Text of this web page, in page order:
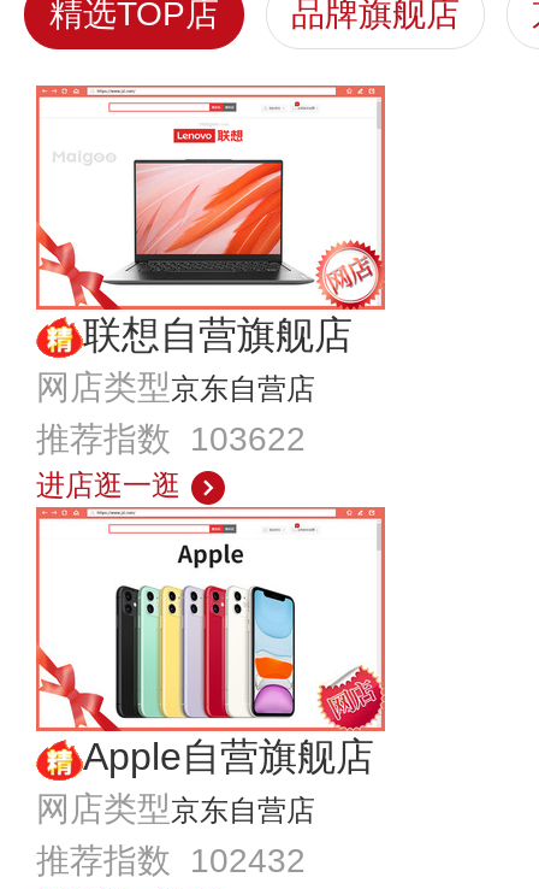
精选TOP店 品牌旗舰店
联想自营旗舰店
网店类型京东自营店
推荐指数 103622
进店逛一逛
Apple自营旗舰店
网店类型京东自营店
推荐指数 102432